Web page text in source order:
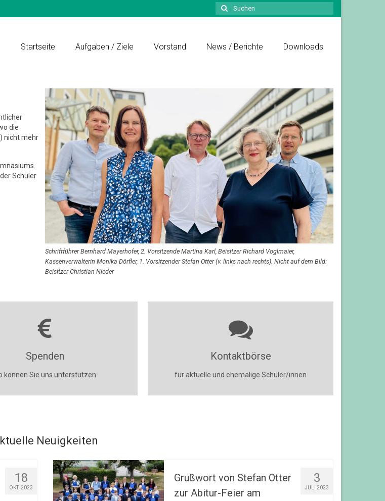
Suchen
nach:
Startseite Aufgaben / Ziele Vorstand News / Berichte Downloads
die
nicht mehr
Schüler
Schriftführer Bernhard Mayerhofer, 2. Vorsitzende Martina Karl, Beisitzer Richard Voglmaier,
Kassenverwalterin Monika Dörfler, 1. Vorsitzender Stefan Otter (v. links nach rechts). Nicht auf dem Bild:
Beisitzer Christian Nieder
Spenden
können Sie uns unterstützen
Kontaktbörse
für aktuelle und ehemalige Schüler/innen
Neuigkeiten
18
OKT. 2023
3
JULI 2023
Grußwort von Stefan Otter
zur Abitur-Feier am